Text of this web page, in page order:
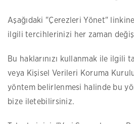
Aşağıdaki "Çerezleri Yönet"
ilgili tercihlerinizi her zaman
Bu haklarınızı kullanmak ile ilgili
veya Kişisel Verileri Koruma
yöntem belirlenmesi halinde bu
bize iletebilirsiniz.